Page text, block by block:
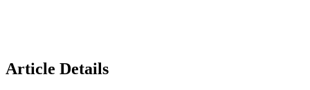
Article Details